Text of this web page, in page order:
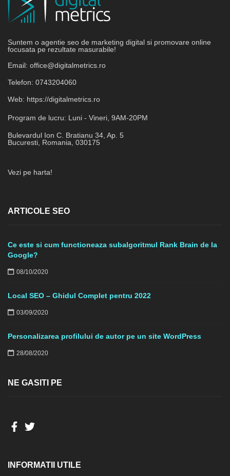
Suntem o agentie seo de marketing digital si promovare online
focusata pe rezultate masurabile!
Email: office@digitalmetrics.ro
Telefon: 0743204060
Web: https://digitalmetrics.ro
Program de lucru: Luni - Vineri, 9AM-20PM
Bulevardul Ion C. Bratianu 34, Ap. 5
Bucuresti, Romania, 030175
Vezi pe harta!
ARTICOLE SEO
Ce este si cum functioneaza subalgoritmul Rank Brain de la
Google?
08/10/2020
Local SEO – Ghidul Complet pentru 2022
03/09/2020
Personalizarea profilului de autor pe un site WordPress
28/08/2020
NE GASITI PE
INFORMATII UTILE